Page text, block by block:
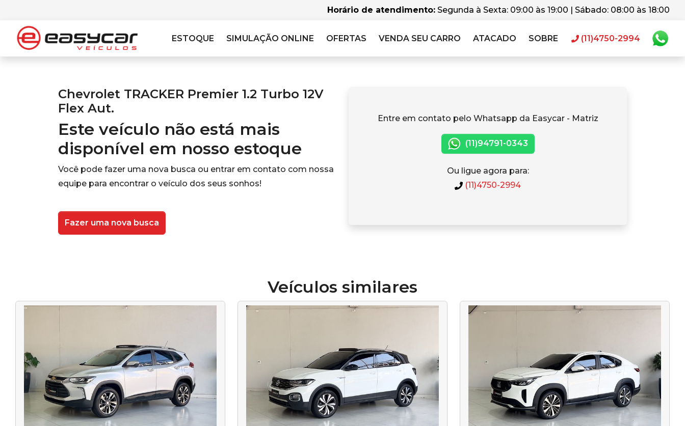
Horário de atendimento: Segunda à Sexta: 09:00 às 19:00 | Sábado: 08:00 às 18:00
ESTOQUE SIMULAÇÃO ONLINE OFERTAS VENDA SEU CARRO ATACADO SOBRE (11)4750-2994
Chevrolet TRACKER Premier 1.2 Turbo 12V
Flex Aut.
Este veículo não está mais
disponível em nosso estoque
Você pode fazer uma nova busca ou entrar em contato com nossa
equipe para encontrar o veículo dos seus sonhos!
Fazer uma nova busca
Entre em contato pelo Whatsapp da Easycar - Matriz
(11)94791-0343
Ou ligue agora para:
(11)4750-2994
Veículos similares